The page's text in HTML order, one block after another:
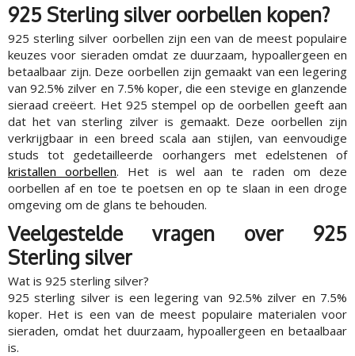
925 Sterling silver oorbellen kopen?
925 sterling silver oorbellen zijn een van de meest populaire
keuzes voor sieraden omdat ze duurzaam, hypoallergeen en
betaalbaar zijn. Deze oorbellen zijn gemaakt van een legering
van 92.5% zilver en 7.5% koper, die een stevige en glanzende
sieraad creëert. Het 925 stempel op de oorbellen geeft aan
dat het van sterling zilver is gemaakt. Deze oorbellen zijn
verkrijgbaar in een breed scala aan stijlen, van eenvoudige
studs tot gedetailleerde oorhangers met edelstenen of
kristallen oorbellen. Het is wel aan te raden om deze
oorbellen af en toe te poetsen en op te slaan in een droge
omgeving om de glans te behouden.
Veelgestelde vragen over 925
Sterling silver
Wat is 925 sterling silver?
925 sterling silver is een legering van 92.5% zilver en 7.5%
koper. Het is een van de meest populaire materialen voor
sieraden, omdat het duurzaam, hypoallergeen en betaalbaar
is.